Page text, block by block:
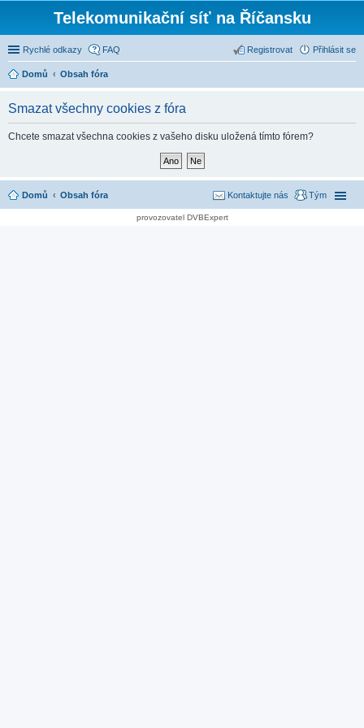
Telekomunikační síť na Říčansku
Rychlé odkazy FAQ Přihlásit se
Registrovat
Domů Obsah fóra
Smazat všechny cookies z fóra
Chcete smazat všechna cookies z vašeho disku uložená tímto fórem?
Domů Obsah fóra Tým
Kontaktujte nás
provozovatel DVBExpert